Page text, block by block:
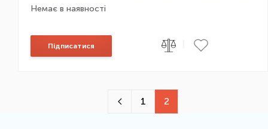
Немає в наявності
Підписатися
1 2